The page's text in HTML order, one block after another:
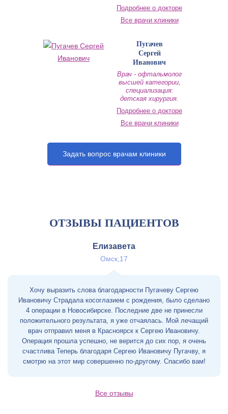
Подробнее о докторе
Все врачи клиники
Пугачев
Сергей
Иванович
Врач - офтальмолог
высшей категории,
специализация:
детская хирургия.
Подробнее о докторе
Все врачи клиники
Задать вопрос врачам клиники
ОТЗЫВЫ ПАЦИЕНТОВ
Елизавета
Омск,17
Хочу выразить слова благодарности Пугачеву Сергею
Ивановичу Страдала косоглазием с рождения, было сделано
4 операции в Новосибирске. Последние две не принесли
положительного результата, я уже отчаялась. Мой лечащий
врач отправил меня в Красноярск к Сергею Ивановичу.
Операция прошла успешно, не верится до сих пор, я очень
счастлива Теперь благодаря Сергею Ивановичу Пугачву, я
смотрю на этот мир совершенно по-другому. Спасибо вам!
Все отзывы